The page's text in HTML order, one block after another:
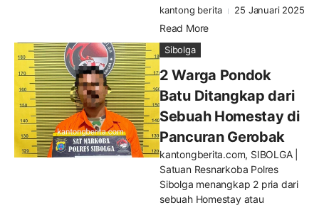
kantong berita 25 Januari 2025
Read More
Sibolga
2 Warga Pondok
Batu Ditangkap dari
Sebuah Homestay di
Pancuran Gerobak
kantongberita.com, SIBOLGA |
Satuan Resnarkoba Polres
Sibolga menangkap 2 pria dari
sebuah Homestay atau